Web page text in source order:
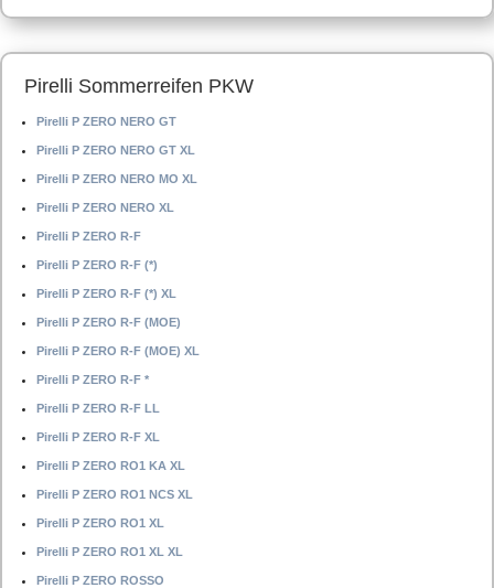
Pirelli Sommerreifen PKW
Pirelli P ZERO NERO GT
Pirelli P ZERO NERO GT XL
Pirelli P ZERO NERO MO XL
Pirelli P ZERO NERO XL
Pirelli P ZERO R-F
Pirelli P ZERO R-F (*)
Pirelli P ZERO R-F (*) XL
Pirelli P ZERO R-F (MOE)
Pirelli P ZERO R-F (MOE) XL
Pirelli P ZERO R-F *
Pirelli P ZERO R-F LL
Pirelli P ZERO R-F XL
Pirelli P ZERO RO1 KA XL
Pirelli P ZERO RO1 NCS XL
Pirelli P ZERO RO1 XL
Pirelli P ZERO RO1 XL XL
Pirelli P ZERO ROSSO